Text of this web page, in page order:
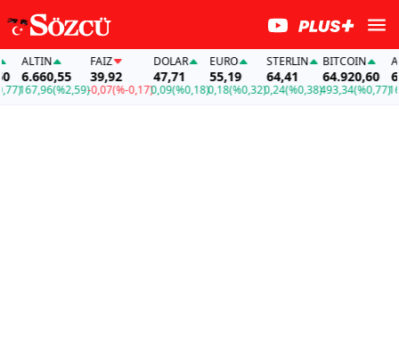
ALTIN
6.660,55
167,96(%2,59)
FAİZ
39,92
-0,07(%-0,17)
DOLAR
47,71
0,09(%0,18)
EURO
55,19
0,18(%0,32)
STERLIN
64,41
0,24(%0,38)
BITCOIN
64.920,60
493,34(%0,77)